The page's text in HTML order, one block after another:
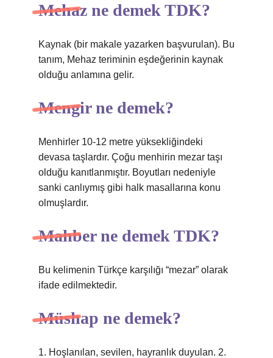
Mehaz ne demek TDK?
Kaynak (bir makale yazarken başvurulan). Bu
tanım, Mehaz teriminin eşdeğerinin kaynak
olduğu anlamına gelir.
Mengir ne demek?
Menhirler 10-12 metre yüksekliğindeki
devasa taşlardır. Çoğu menhirin mezar taşı
olduğu kanıtlanmıştır. Boyutları nedeniyle
sanki canlıymış gibi halk masallarına konu
olmuşlardır.
Mahber ne demek TDK?
Bu kelimenin Türkçe karşılığı “mezar” olarak
ifade edilmektedir.
Müshap ne demek?
1. Hoşlanılan, sevilen, hayranlık duyulan. 2.